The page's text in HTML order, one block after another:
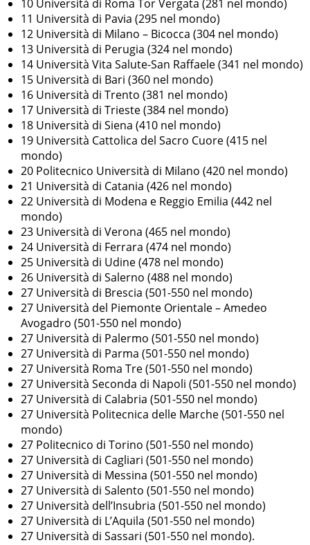
10 Università di Roma Tor Vergata (281 nel mondo)
11 Università di Pavia (295 nel mondo)
12 Università di Milano – Bicocca (304 nel mondo)
13 Università di Perugia (324 nel mondo)
14 Università Vita Salute-San Raffaele (341 nel mondo)
15 Università di Bari (360 nel mondo)
16 Università di Trento (381 nel mondo)
17 Università di Trieste (384 nel mondo)
18 Università di Siena (410 nel mondo)
19 Università Cattolica del Sacro Cuore (415 nel
mondo)
20 Politecnico Università di Milano (420 nel mondo)
21 Università di Catania (426 nel mondo)
22 Università di Modena e Reggio Emilia (442 nel
mondo)
23 Università di Verona (465 nel mondo)
24 Università di Ferrara (474 nel mondo)
25 Università di Udine (478 nel mondo)
26 Università di Salerno (488 nel mondo)
27 Università di Brescia (501-550 nel mondo)
27 Università del Piemonte Orientale – Amedeo
Avogadro (501-550 nel mondo)
27 Università di Palermo (501-550 nel mondo)
27 Università di Parma (501-550 nel mondo)
27 Università Roma Tre (501-550 nel mondo)
27 Università Seconda di Napoli (501-550 nel mondo)
27 Università di Calabria (501-550 nel mondo)
27 Università Politecnica delle Marche (501-550 nel
mondo)
27 Politecnico di Torino (501-550 nel mondo)
27 Università di Cagliari (501-550 nel mondo)
27 Università di Messina (501-550 nel mondo)
27 Università di Salento (501-550 nel mondo)
27 Università dell’Insubria (501-550 nel mondo)
27 Università di L’Aquila (501-550 nel mondo)
27 Università di Sassari (501-550 nel mondo).